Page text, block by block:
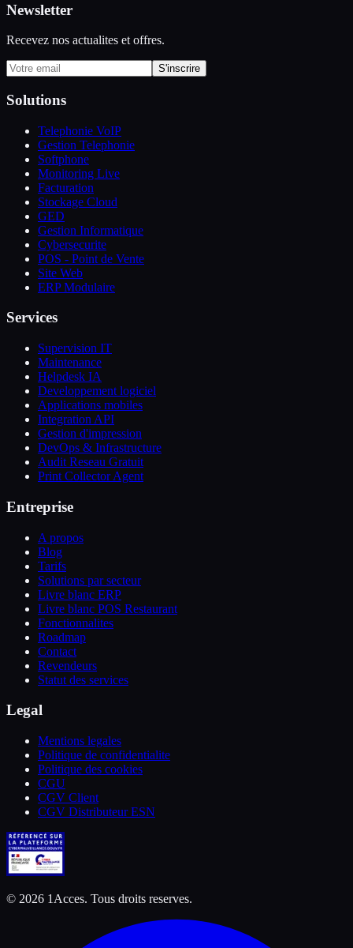
Newsletter
Recevez nos actualites et offres.
S'inscrire
Solutions
Telephonie VoIP
Gestion Telephonie
Softphone
Monitoring Live
Facturation
Stockage Cloud
GED
Gestion Informatique
Cybersecurite
POS - Point de Vente
Site Web
ERP Modulaire
Services
Supervision IT
Maintenance
Helpdesk IA
Developpement logiciel
Applications mobiles
Integration API
Gestion d'impression
DevOps & Infrastructure
Audit Reseau Gratuit
Print Collector Agent
Entreprise
A propos
Blog
Tarifs
Solutions par secteur
Livre blanc ERP
Livre blanc POS Restaurant
Fonctionnalites
Roadmap
Contact
Revendeurs
Statut des services
Legal
Mentions legales
Politique de confidentialite
Politique des cookies
CGU
CGV Client
CGV Distributeur ESN
© 2026 1Acces. Tous droits reserves.